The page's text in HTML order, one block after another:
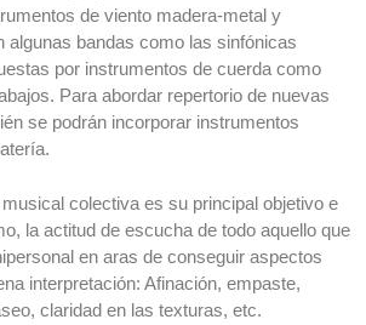
de viento madera-metal y
algunas bandas como las sinfónicas
por instrumentos de cuerda como
Para abordar repertorio de nuevas
se podrán incorporar instrumentos
colectiva es su principal objetivo e
la actitud de escucha de todo aquello que
en aras de conseguir aspectos
interpretación: Afinación, empaste,
claridad en las texturas, etc.